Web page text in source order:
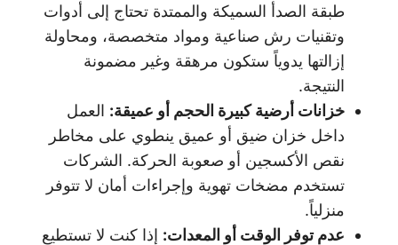
طبقة الصدأ السميكة والممتدة تحتاج إلى أدوات
وتقنيات رش صناعية ومواد متخصصة، ومحاولة
إزالتها يدوياً ستكون مرهقة وغير مضمونة
النتيجة.
خزانات أرضية كبيرة الحجم أو عميقة: العمل
داخل خزان ضيق أو عميق ينطوي على مخاطر
نقص الأكسجين أو صعوبة الحركة. الشركات
تستخدم مضخات تهوية وإجراءات أمان لا تتوفر
منزلياً.
عدم توفر الوقت أو المعدات: إذا كنت لا تستطيع